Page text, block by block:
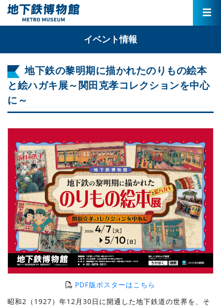
イベント情報
地下鉄の黎明期に描かれたのりもの絵本
と絵ハガキ展～関田克孝コレクションを中心
に～
PDF版ポスターはこちら
昭和2（1927）年12月30日に開通した地下鉄道の世界を、そ